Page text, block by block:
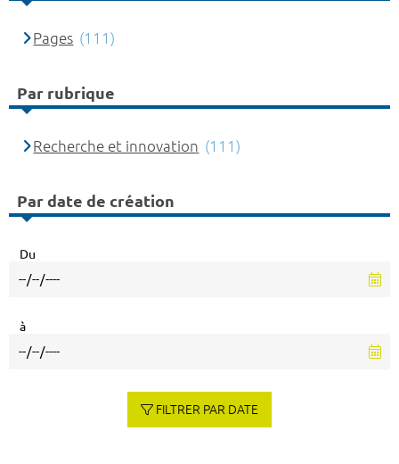
Pages (111)
Par rubrique
Recherche et innovation (111)
Par date de création
Du
à
FILTRER PAR DATE